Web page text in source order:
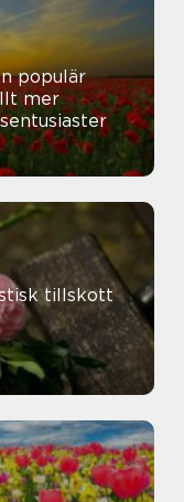
populär
mer
tillskott